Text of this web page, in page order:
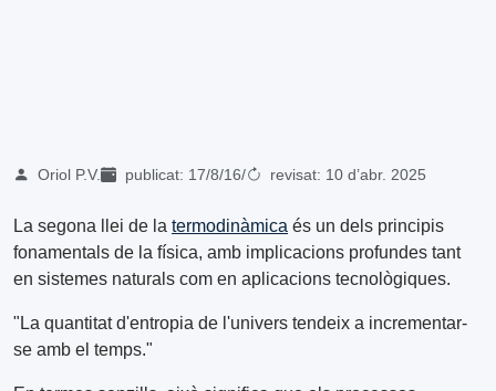
Oriol P.V. publicat: 17/8/16/ revisat: 10 d’abr. 2025
La segona llei de la termodinàmica és un dels principis
fonamentals de la física, amb implicacions profundes tant
en sistemes naturals com en aplicacions tecnològiques.
"La quantitat d'entropia de l'univers tendeix a incrementar-
se amb el temps."